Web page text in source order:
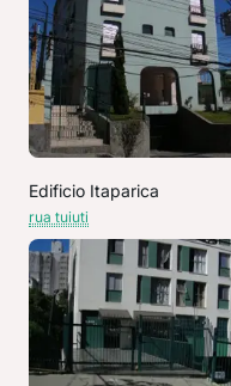
Edificio Itaparica
rua tuiuti